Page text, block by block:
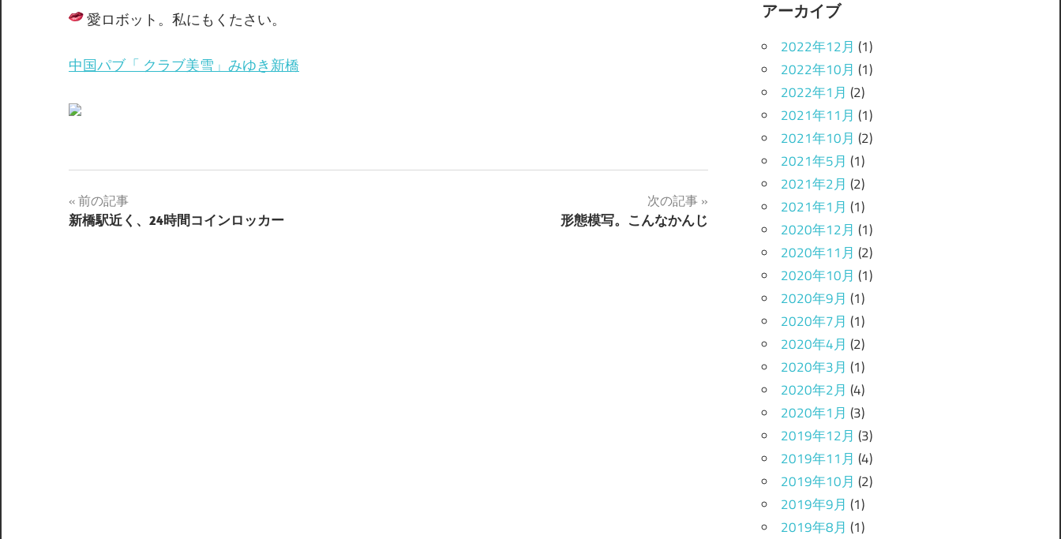
愛ロボット。私にもくたさい。
中国パブ「 クラブ美雪」みゆき新橋
投
前の記事
新橋駅近く、24時間コインロッカー
次の記事
形態模写。こんなかんじ
アーカイブ
2022年12月 (1)
2022年10月 (1)
2022年1月 (2)
2021年11月 (1)
2021年10月 (2)
2021年5月 (1)
2021年2月 (2)
2021年1月 (1)
2020年12月 (1)
2020年11月 (2)
2020年10月 (1)
2020年9月 (1)
2020年7月 (1)
2020年4月 (2)
2020年3月 (1)
2020年2月 (4)
2020年1月 (3)
2019年12月 (3)
2019年11月 (4)
2019年10月 (2)
2019年9月 (1)
2019年8月 (1)